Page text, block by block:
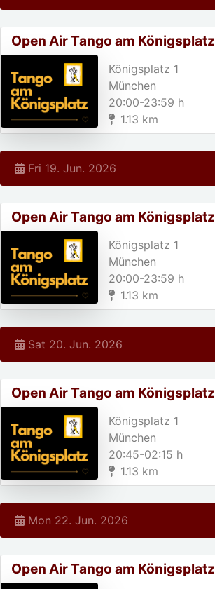
Open Air Tango am Königsplatz
Königsplatz 1
München
20:00-23:59 h
1.13 km
Fri 19. Jun. 2026
Open Air Tango am Königsplatz
Königsplatz 1
München
20:00-23:59 h
1.13 km
Sat 20. Jun. 2026
Open Air Tango am Königsplatz
Königsplatz 1
München
20:45-02:15 h
1.13 km
Mon 22. Jun. 2026
Open Air Tango am Königsplatz